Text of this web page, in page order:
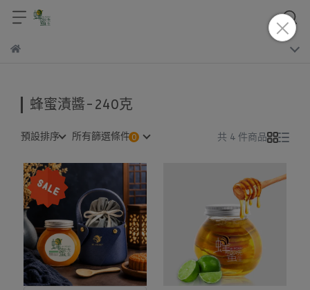
蜂蜜漬醬-240克
預設排序 所有篩選條件 共 4 件商品